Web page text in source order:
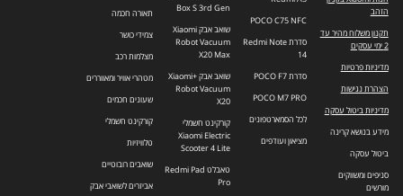
הזהב
תקנון משלוח מהיר עד
2 ימי עסקים
מדיניות פרטיות
הצהרת נגישות
מדיניות ביטול עסקה
מידע בנושא קרינה
ביטול עסקה
סניפים ומשווקים
מורשים
POCO C75 NFC
סדרת Redmi Note
14
סדרת POCO F7
POCO M7 PRO
לכל הסמארטפונים
מציאון ועודפים
Box S 3rd Gen
שואב אבק Xiaomi
Robot Vacuum
X20 Max
שואב אבק +Xiaomi
Robot Vacuum
X20
קורקינט חשמלי
Xiaomi Electric
Scooter 4 Lite
טאבלט Redmi Pad
Pro
תאורה חכמה
צמידי כושר
מצלמות רכב
מטהרי אוויר ומאווררים
שעונים חכמים
קורקינט חשמלי
טלוויזיות
שואבים רובוטיים
אביזרים לשואבי אבק